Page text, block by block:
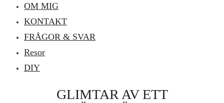
OM MIG
KONTAKT
FRÅGOR & SVAR
Resor
DIY
GLIMTAR AV ETT